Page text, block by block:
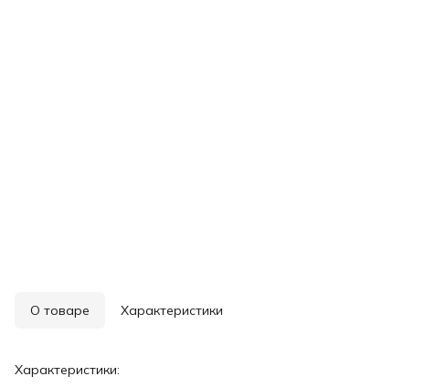
О товаре Характеристики
Характеристики: